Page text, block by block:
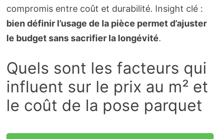
compromis entre coût et durabilité. Insight clé :
bien définir l’usage de la pièce permet d’ajuster
le budget sans sacrifier la longévité.
Quels sont les facteurs qui
influent sur le prix au m² et
le coût de la pose parquet